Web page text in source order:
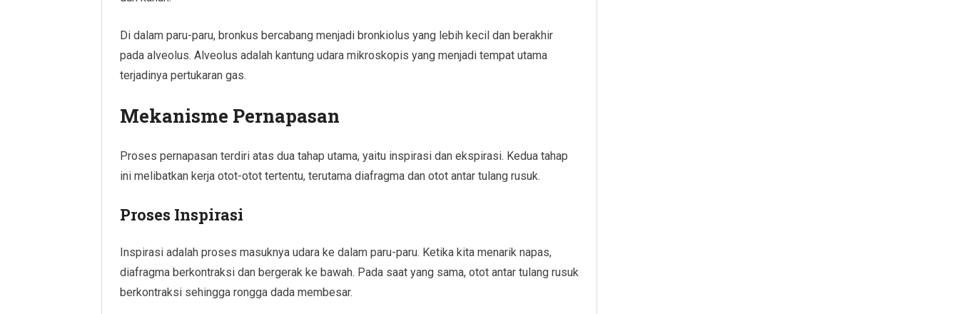
Di dalam paru-paru, bronkus bercabang menjadi bronkiolus yang lebih kecil dan berakhir
pada alveolus. Alveolus adalah kantung udara mikroskopis yang menjadi tempat utama
terjadinya pertukaran gas.
Mekanisme Pernapasan
Proses pernapasan terdiri atas dua tahap utama, yaitu inspirasi dan ekspirasi. Kedua tahap
ini melibatkan kerja otot-otot tertentu, terutama diafragma dan otot antar tulang rusuk.
Proses Inspirasi
Inspirasi adalah proses masuknya udara ke dalam paru-paru. Ketika kita menarik napas,
diafragma berkontraksi dan bergerak ke bawah. Pada saat yang sama, otot antar tulang rusuk
berkontraksi sehingga rongga dada membesar.